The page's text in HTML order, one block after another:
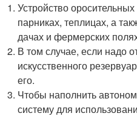
Устройство
парниках, теплицах, а
дачах и фермерских
В том случае, если надо
искусственного
его.
Чтобы наполнить
систему для